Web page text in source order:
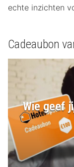
echte inzichten
Cadeaubon
Wie geef